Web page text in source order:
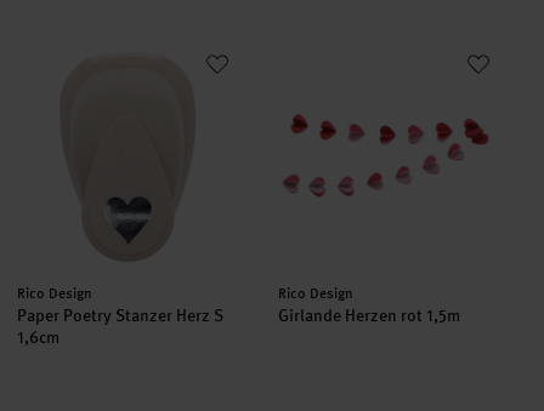
Paper Poetry Stanzer Herz S 1,6cm
Hersteller:
Rico Design
Paper Poetry Stanzer Herz S
1,6cm
Girlande Herzen rot 1,5m
Hersteller:
Rico Design
Girlande Herzen rot 1,5m